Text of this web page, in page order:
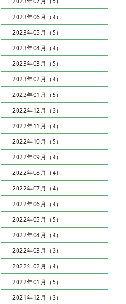
2023年06月（4）
2023年05月（5）
2023年04月（4）
2023年03月（5）
2023年02月（4）
2023年01月（5）
2022年12月（3）
2022年11月（4）
2022年10月（5）
2022年09月（4）
2022年08月（4）
2022年07月（4）
2022年06月（4）
2022年05月（5）
2022年04月（4）
2022年03月（3）
2022年02月（4）
2022年01月（5）
2021年12月（3）